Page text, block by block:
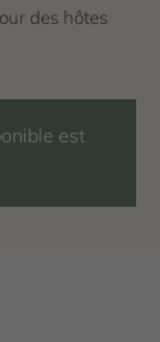
des hôtes
est